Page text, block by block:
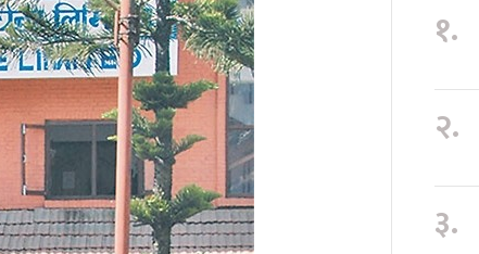
१.
२.
३.